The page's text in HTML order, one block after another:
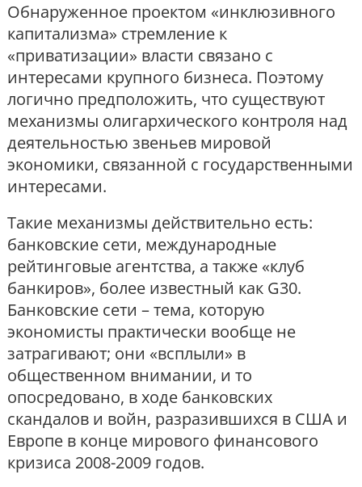
Обнаруженное проектом «инклюзивного
капитализма» стремление к
«приватизации» власти связано с
интересами крупного бизнеса. Поэтому
логично предположить, что существуют
механизмы олигархического контроля над
деятельностью звеньев мировой
экономики, связанной с государственными
интересами.
Такие механизмы действительно есть:
банковские сети, международные
рейтинговые агентства, а также «клуб
банкиров», более известный как G30.
Банковские сети – тема, которую
экономисты практически вообще не
затрагивают; они «всплыли» в
общественном внимании, и то
опосредовано, в ходе банковских
скандалов и войн, разразившихся в США и
Европе в конце мирового финансового
кризиса 2008-2009 годов.